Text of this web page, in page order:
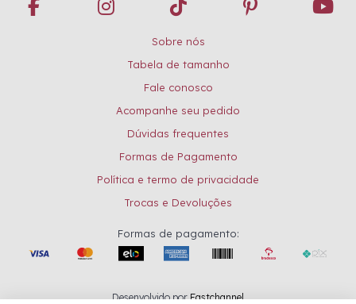
Sobre nós
Tabela de tamanho
Fale conosco
Acompanhe seu pedido
Dúvidas frequentes
Formas de Pagamento
Política e termo de privacidade
Trocas e Devoluções
Formas de pagamento:
Desenvolvido porFastchannel